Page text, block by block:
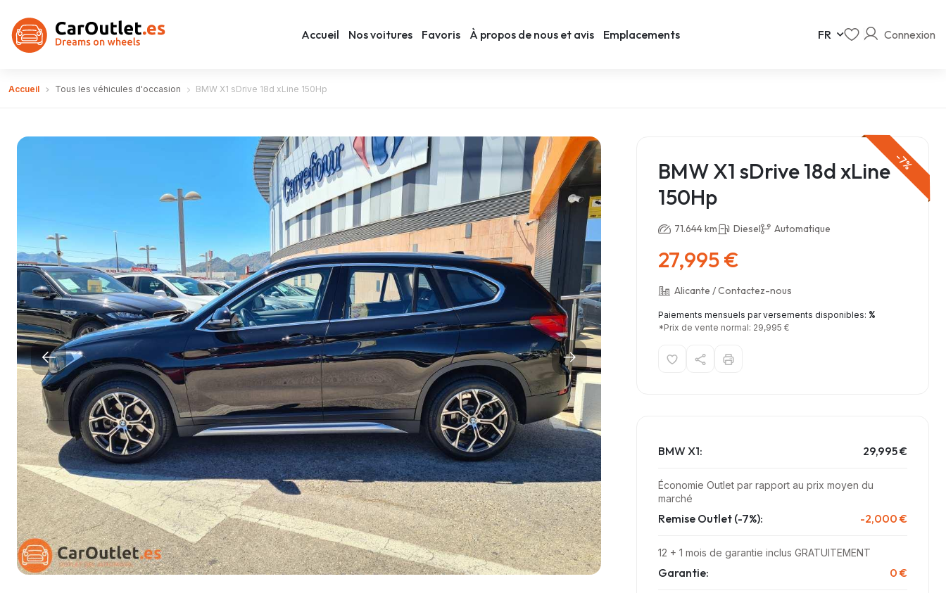
Accueil Nos voitures Favoris À propos de nous et avis Emplacements FR Connexion
Accueil Tous les véhicules d'occasion BMW X1 sDrive 18d xLine 150Hp
-7%
BMW X1 sDrive 18d xLine
150Hp
71.644 km Diesel Automatique
27,995 €
Alicante / Contactez-nous
Paiements mensuels par versements disponibles: %
*Prix de vente normal: 29,995 €
BMW X1: 29,995 €
Économie Outlet par rapport au prix moyen du
marché
Remise Outlet (-7%): -2,000 €
12 + 1 mois de garantie inclus GRATUITEMENT
Garantie: 0 €